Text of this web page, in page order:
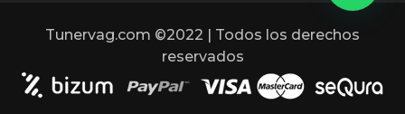
Tunervag.com ©2022 | Todos los derechos
reservados